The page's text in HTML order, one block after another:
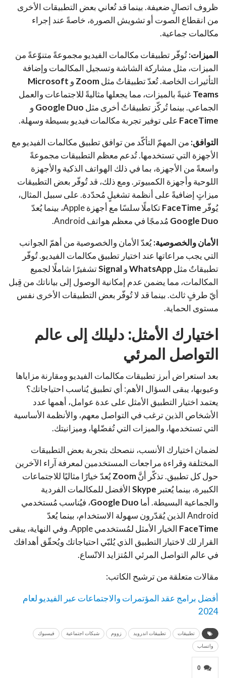
ظروف اتصالٍ ضعيفة. بينما قد تُعاني بعض التطبيقات الأخرى
من انقطاع الصوت أو تشويش الصورة، خاصةً عند إجراء
مكالمات جماعية.
الميزات:تُوفّر تطبيقات مكالمات الفيديو مجموعةً متنوّعةً من
الميزات، مثل مشاركة الشاشة وتسجيل المكالمات وإضافة
التأثيرات الخاصة. تُعدّ تطبيقاتٌ مثلZoom و Microsoft
Teamsغنيةً بالميزات، مما يجعلها مثاليةً للاجتماعات والعمل
الجماعي. بينما تُركّز تطبيقاتٌ أخرى مثل Google Duo و
FaceTime على توفير تجربة مكالمات فيديو بسيطة وسهلة.
التوافق: من المهمّ التأكّد من توافق تطبيق مكالمات الفيديو مع
الأجهزة التي تستخدمها. تُدعم معظم التطبيقات مجموعةً
واسعةً من الأجهزة، بما في ذلك الهواتف الذكية والأجهزة
اللوحية وأجهزة الكمبيوتر. ومع ذلك، قد تُوفّر بعض التطبيقات
ميزاتٍ إضافيةً على أنظمة تشغيلٍ مُحدّدة. على سبيل المثال،
يُوفّر FaceTimeتكاملًا سلسًا مع أجهزة Apple، بينما يُعدّ
Google Duo مُدمجًا في معظم هواتف Android.
الأمان والخصوصية:يُعدّ الأمان والخصوصية من أهمّ الجوانب
التي يجب مراعاتها عند اختيار تطبيق مكالمات الفيديو. تُوفّر
تطبيقاتٌ مثل WhatsAppوSignalتشفيرًا شاملًا لجميع
المكالمات، مما يضمن عدم إمكانية الوصول إلى بياناتك من قِبل
أيّ طرفٍ ثالث. بينما قد لا تُوفّر بعض التطبيقات الأخرى نفس
مستوى الحماية.
اختيارك الأمثل: دليلك إلى عالم
التواصل المرئي
بعد استعراض أبرز تطبيقات مكالمات الفيديو ومقارنة مزاياها
وعيوبها، يبقى السؤال الأهم: أي تطبيق يُناسب احتياجاتك؟
يعتمد اختيار التطبيق الأمثل على عدة عوامل، أهمها عدد
الأشخاص الذين ترغب في التواصل معهم، والأنظمة الأساسية
التي تستخدمها، والميزات التي تُفضّلها، وميزانيتك.
لضمان اختيارك الأنسب، ننصحك بتجربة بعض التطبيقات
المختلفة وقراءة مراجعات المستخدمين لمعرفة آراء الآخرين
حول كل تطبيق. تذكّر أنَّZoomيُعدّ خيارًا مثاليًا للاجتماعات
الكبيرة، بينما يُعتبر Skypeالأفضل للمكالمات الفردية
والجماعية البسيطة. أما Google Duo، فيُناسب مُستخدمي
Android الذين يُقدّرون سهولة الاستخدام، بينما يُعدّ
FaceTime
الخيار الأمثل لمُستخدمي Apple. وفي النهاية، يبقى
القرار لك لاختيار التطبيق الذي يُلبّي احتياجاتك ويُحقّق أهدافك
في عالم التواصل المرئي المُتزايد الاتّساع.
مقالات متعلقة من ترشيح الكاتب:
أفضل برامج عقد المؤتمرات والاجتماعات عبر الفيديو لعام
2024
تطبيقات تطبيقات اندرويد زووم شبكات اجتماعية فيسبوك
واتساب
0